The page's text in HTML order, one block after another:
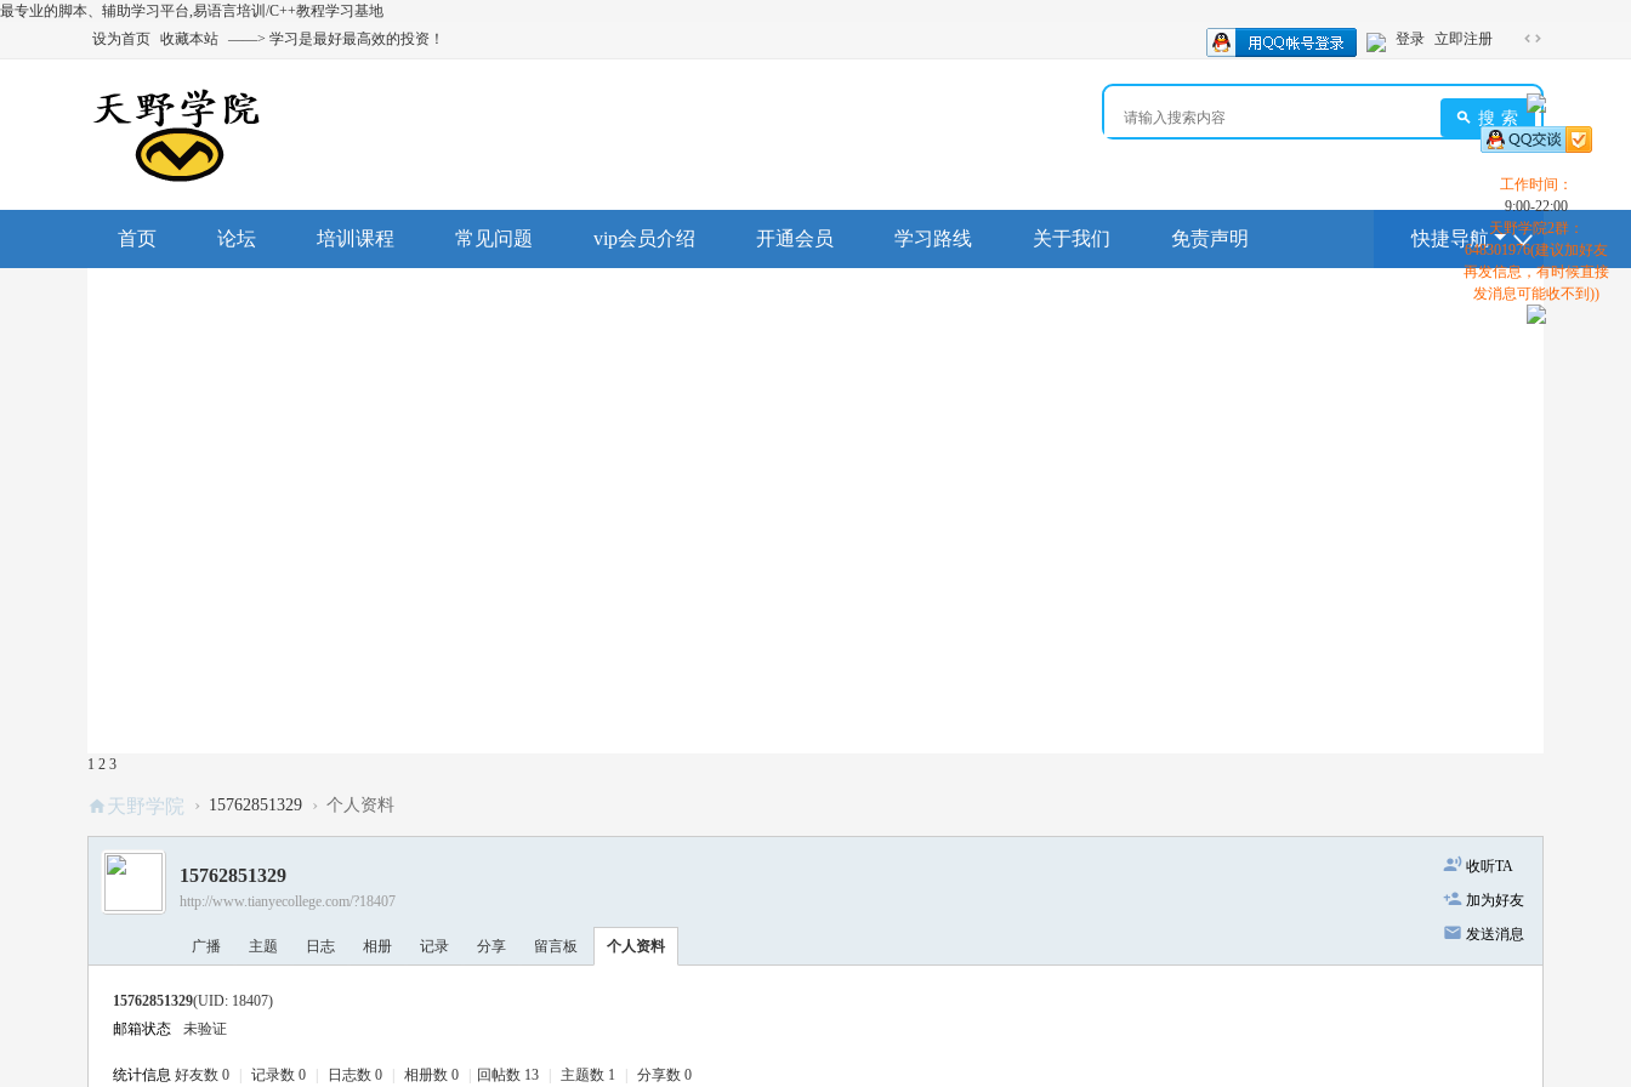
最专业的脚本、辅助学习平台,易语言培训/C++教程学习基地
设为首页 收藏本站 ——> 学习是最好最高效的投资！
换
到
宽
版
登录 立即注册
搜索
首页 论坛 培训课程 常见问题 vip会员介绍 开通会员 学习路线 关于我们 免责声明 快捷导航
1 2 3
天野学院 › 15762851329 › 个人资料
收听TA
加为好友
发送消息
15762851329
http://www.tianyecollege.com/?18407
广播 主题 日志 相册 记录 分享 留言板 个人资料
15762851329(UID: 18407)
邮箱状态
未验证
统计信息 好友数 0 记录数 0 日志数 0 相册数 0 回帖数 13 主题数 1 分享数 0
工作时间：
9:00-22:00
天野学院2群：
648301976(建议加好友
再发信息，有时候直接
发消息可能收不到))